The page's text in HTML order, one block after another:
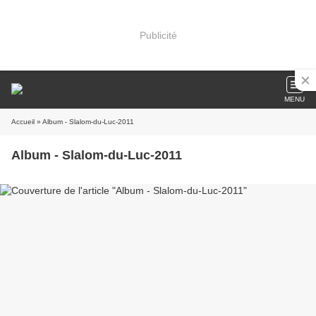
Publicité
MENU
Accueil » Album - Slalom-du-Luc-2011
Album - Slalom-du-Luc-2011